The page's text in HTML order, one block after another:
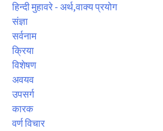
हिन्दी मुहावरे - अर्थ,वाक्य प्रयोग
संज्ञा
सर्वनाम
क्रिया
विशेषण
अवयव
उपसर्ग
कारक
वर्ण विचार